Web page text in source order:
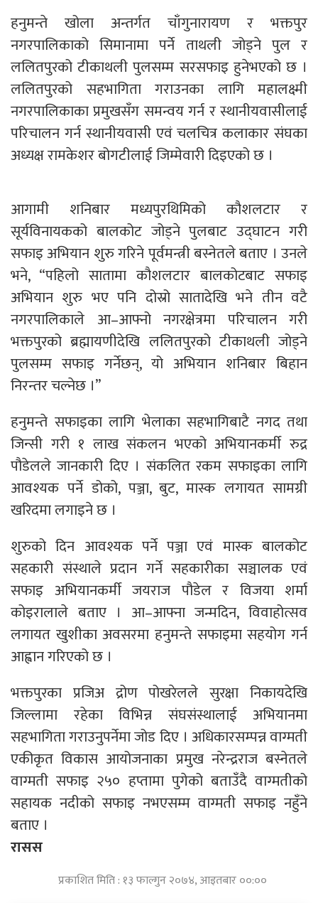
हनुमन्ते खोला अन्तर्गत चाँगुनारायण र भक्तपुर
नगरपालिकाको सिमानामा पर्ने ताथली जोड्ने पुल र
ललितपुरको टीकाथली पुलसम्म सरसफाइ हुनेभएको छ ।
ललितपुरको सहभागिता गराउनका लागि महालक्ष्मी
नगरपालिकाका प्रमुखसँग समन्वय गर्न र स्थानीयवासीलाई
परिचालन गर्न स्थानीयवासी एवं चलचित्र कलाकार संघका
अध्यक्ष रामकेशर बोगटीलाई जिम्मेवारी दिइएको छ ।
आगामी शनिबार मध्यपुरथिमिको कौशलटार र
सूर्यविनायकको बालकोट जोड्ने पुलबाट उद्घाटन गरी
सफाइ अभियान शुरु गरिने पूर्वमन्त्री बस्नेतले बताए । उनले
भने, “पहिलो सातामा कौशलटार बालकोटबाट सफाइ
अभियान शुरु भए पनि दोस्रो सातादेखि भने तीन वटै
नगरपालिकाले आ–आफ्नो नगरक्षेत्रमा परिचालन गरी
भक्तपुरको ब्रह्मायणीदेखि ललितपुरको टीकाथली जोड्ने
पुलसम्म सफाइ गर्नेछन्, यो अभियान शनिबार बिहान
निरन्तर चल्नेछ ।”
हनुमन्ते सफाइका लागि भेलाका सहभागिबाटै नगद तथा
जिन्सी गरी १ लाख संकलन भएको अभियानकर्मी रुद्र
पौडेलले जानकारी दिए । संकलित रकम सफाइका लागि
आवश्यक पर्ने डोको, पञ्जा, बुट, मास्क लगायत सामग्री
खरिदमा लगाइने छ ।
शुरुको दिन आवश्यक पर्ने पञ्जा एवं मास्क बालकोट
सहकारी संस्थाले प्रदान गर्ने सहकारीका सञ्चालक एवं
सफाइ अभियानकर्मी जयराज पौडेल र विजया शर्मा
कोइरालाले बताए । आ–आफ्ना जन्मदिन, विवाहोत्सव
लगायत खुशीका अवसरमा हनुमन्ते सफाइमा सहयोग गर्न
आह्वान गरिएको छ ।
भक्तपुरका प्रजिअ द्रोण पोखरेलले सुरक्षा निकायदेखि
जिल्लामा रहेका विभिन्न संघसंस्थालाई अभियानमा
सहभागिता गराउनुपर्नेमा जोड दिए । अधिकारसम्पन्न वाग्मती
एकीकृत विकास आयोजनाका प्रमुख नरेन्द्रराज बस्नेतले
वाग्मती सफाइ २५० हप्तामा पुगेको बताउँदै वाग्मतीको
सहायक नदीको सफाइ नभएसम्म वाग्मती सफाइ नहुँने
बताए ।
रासस
प्रकाशित मिति : १३ फाल्गुन २०७४, आइतबार ००:००